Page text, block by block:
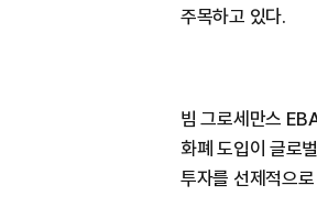
주목하고 있다.
빔 그로세만스
화폐 도입이 글로
투자를 선제적으